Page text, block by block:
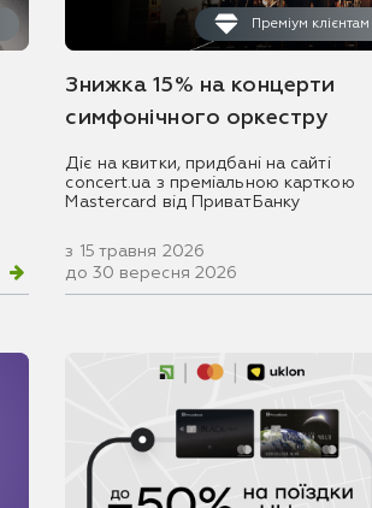
Преміум клієнтам
Знижка 15% на концерти
симфонічного оркестру
Діє на квитки, придбані на сайті
concert.ua з преміальною карткою
Mastercard від ПриватБанку
з 15 травня 2026
до 30 вересня 2026